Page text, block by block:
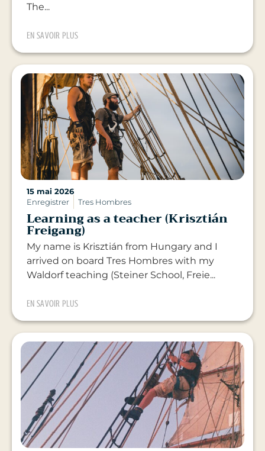
The...
EN SAVOIR PLUS
15 mai 2026
Enregistrer
Tres Hombres
Learning as a teacher (Krisztián
Freigang)
My name is Krisztián from Hungary and I
arrived on board Tres Hombres with my
Waldorf teaching (Steiner School, Freie...
EN SAVOIR PLUS